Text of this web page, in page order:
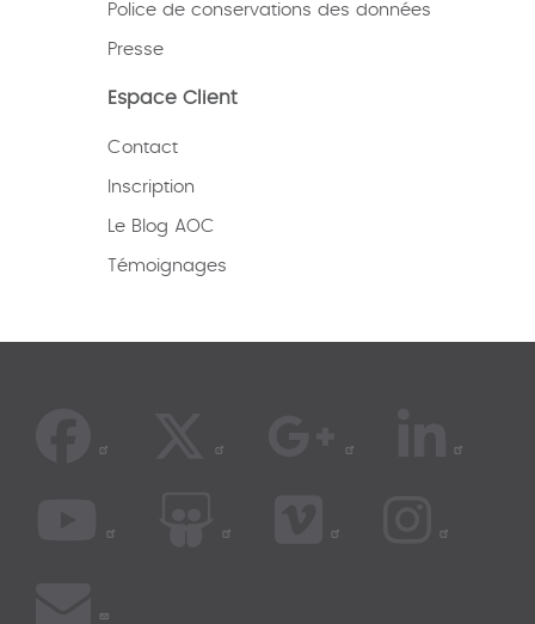
Police de conservations des données
Presse
Espace Client
Contact
Inscription
Le Blog AOC
Témoignages